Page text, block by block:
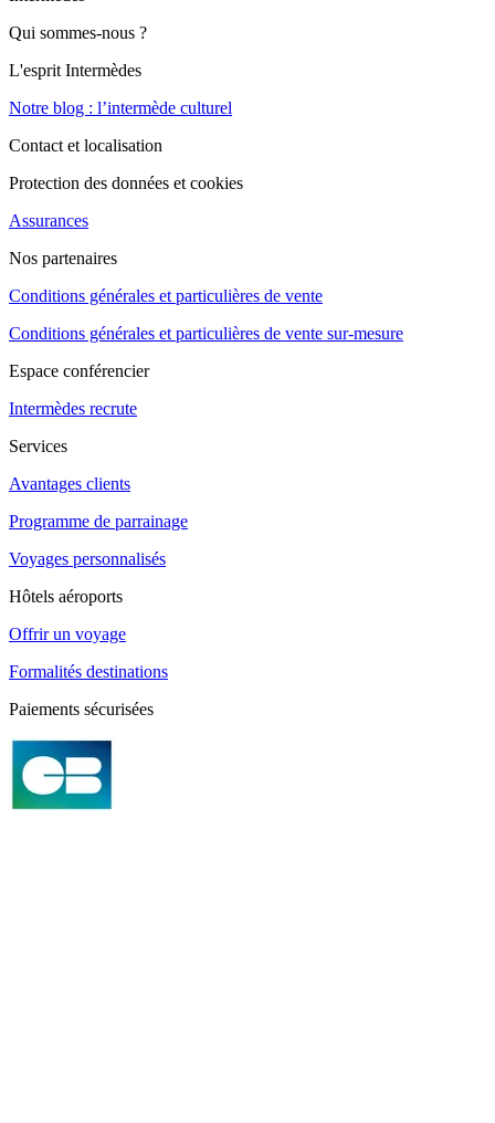
Qui sommes-nous ?
L'esprit Intermèdes
Notre blog : l’intermède culturel
Contact et localisation
Protection des données et cookies
Assurances
Nos partenaires
Conditions générales et particulières de vente
Conditions générales et particulières de vente sur-mesure
Espace conférencier
Intermèdes recrute
Services
Avantages clients
Programme de parrainage
Voyages personnalisés
Hôtels aéroports
Offrir un voyage
Formalités destinations
Paiements sécurisées